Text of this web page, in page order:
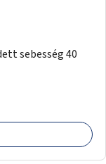
sebesség 40